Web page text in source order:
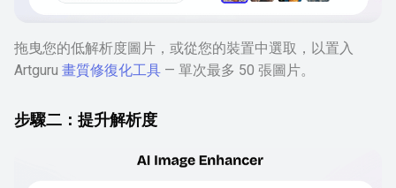
拖曳您的低解析度圖片，或從您的裝置中選取，以置入
Artguru 畫質修復化工具 — 單次最多 50 張圖片。
步驟二：提升解析度